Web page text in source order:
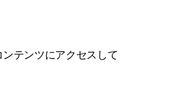
テンツにアクセスして